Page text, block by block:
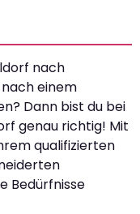
nach
einem
Dann bist du bei
genau richtig! Mit
qualifizierten
Bedürfnisse